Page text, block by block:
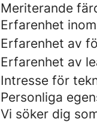
Meriterande
Erfarenhet
Erfarenhet av
Erfarenhet av
Intresse för
Personliga
Vi söker dig